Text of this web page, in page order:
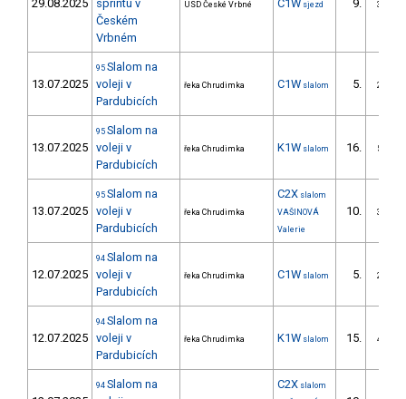
29.08.2025
sprintu v
Českém
Vrbném
USD České Vrbné C1W sjezd 9. 3/ZM
13.07.2025
95 Slalom na
voleji v
Pardubicích
řeka Chrudimka C1W slalom 5. 2/ZM
13.07.2025
95 Slalom na
voleji v
Pardubicích
řeka Chrudimka K1W slalom 16. 5/ZM
13.07.2025
95 Slalom na
voleji v
Pardubicích
řeka Chrudimka
C2X slalom
VAŠINOVÁ
Valerie
10. 3/ZM
12.07.2025
94 Slalom na
voleji v
Pardubicích
řeka Chrudimka C1W slalom 5. 2/ZM
12.07.2025
94 Slalom na
voleji v
Pardubicích
řeka Chrudimka K1W slalom 15. 4/ZM
94 Slalom na
C2X slalom